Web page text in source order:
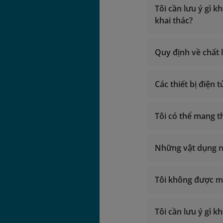
Tôi cần lưu ý gì
khai thác?
Phải được
quá trình
Mỗi hành
lý khác.
Quy định về chất
2. Hành trình
Các thiết bị điện
Thiết bị y tế
Tôi có thể mang
Hạng Phổ
Hạng
Những vật dụng
Các vật sắc
giống vũ khí
Tôi không được
Các loại
Tôi cần lưu ý gì